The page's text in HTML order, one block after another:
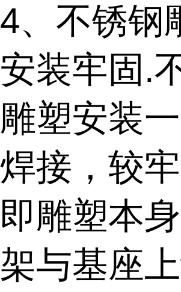
4、不锈钢
安装牢固.
雕塑安装
焊接，较牢
即雕塑本
架与基座